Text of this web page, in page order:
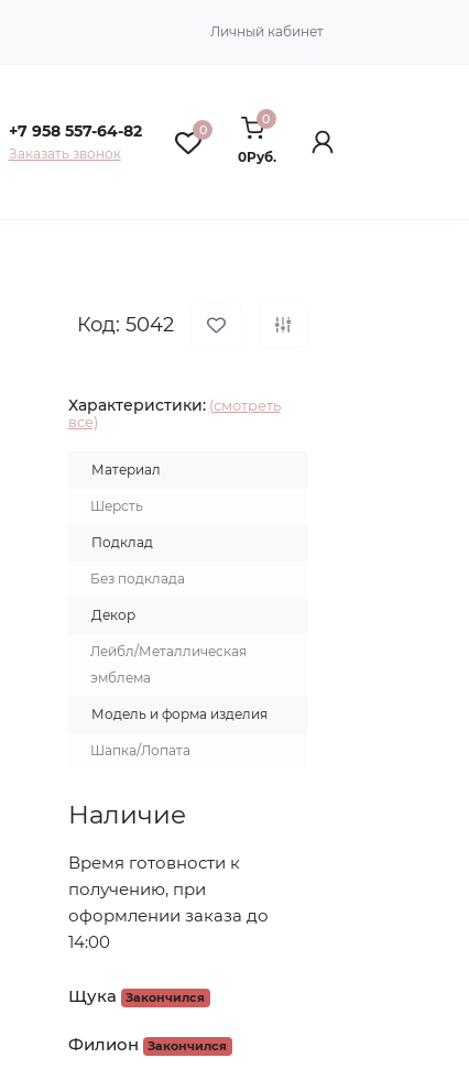
Личный кабинет
+7 958 557-64-82
Заказать звонок
0
0
0Руб.
Код: 5042
Характеристики: (смотреть
все)
Материал
Шерсть
Подклад
Без подклада
Декор
Лейбл/Металлическая
эмблема
Модель и форма изделия
Шапка/Лопата
Наличие
Время готовности к
получению, при
оформлении заказа до
14:00
Щука Закончился
Филион Закончился